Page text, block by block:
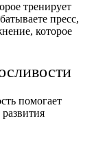
тренирует
пресс,
которое
помогает